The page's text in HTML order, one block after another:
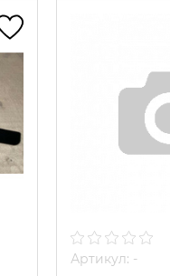
Артикул: -